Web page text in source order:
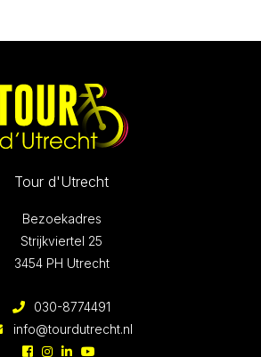
Tour d'Utrecht
Bezoekadres
Strijkviertel 25
3454 PH Utrecht
030-8774491
info@tourdutrecht.nl